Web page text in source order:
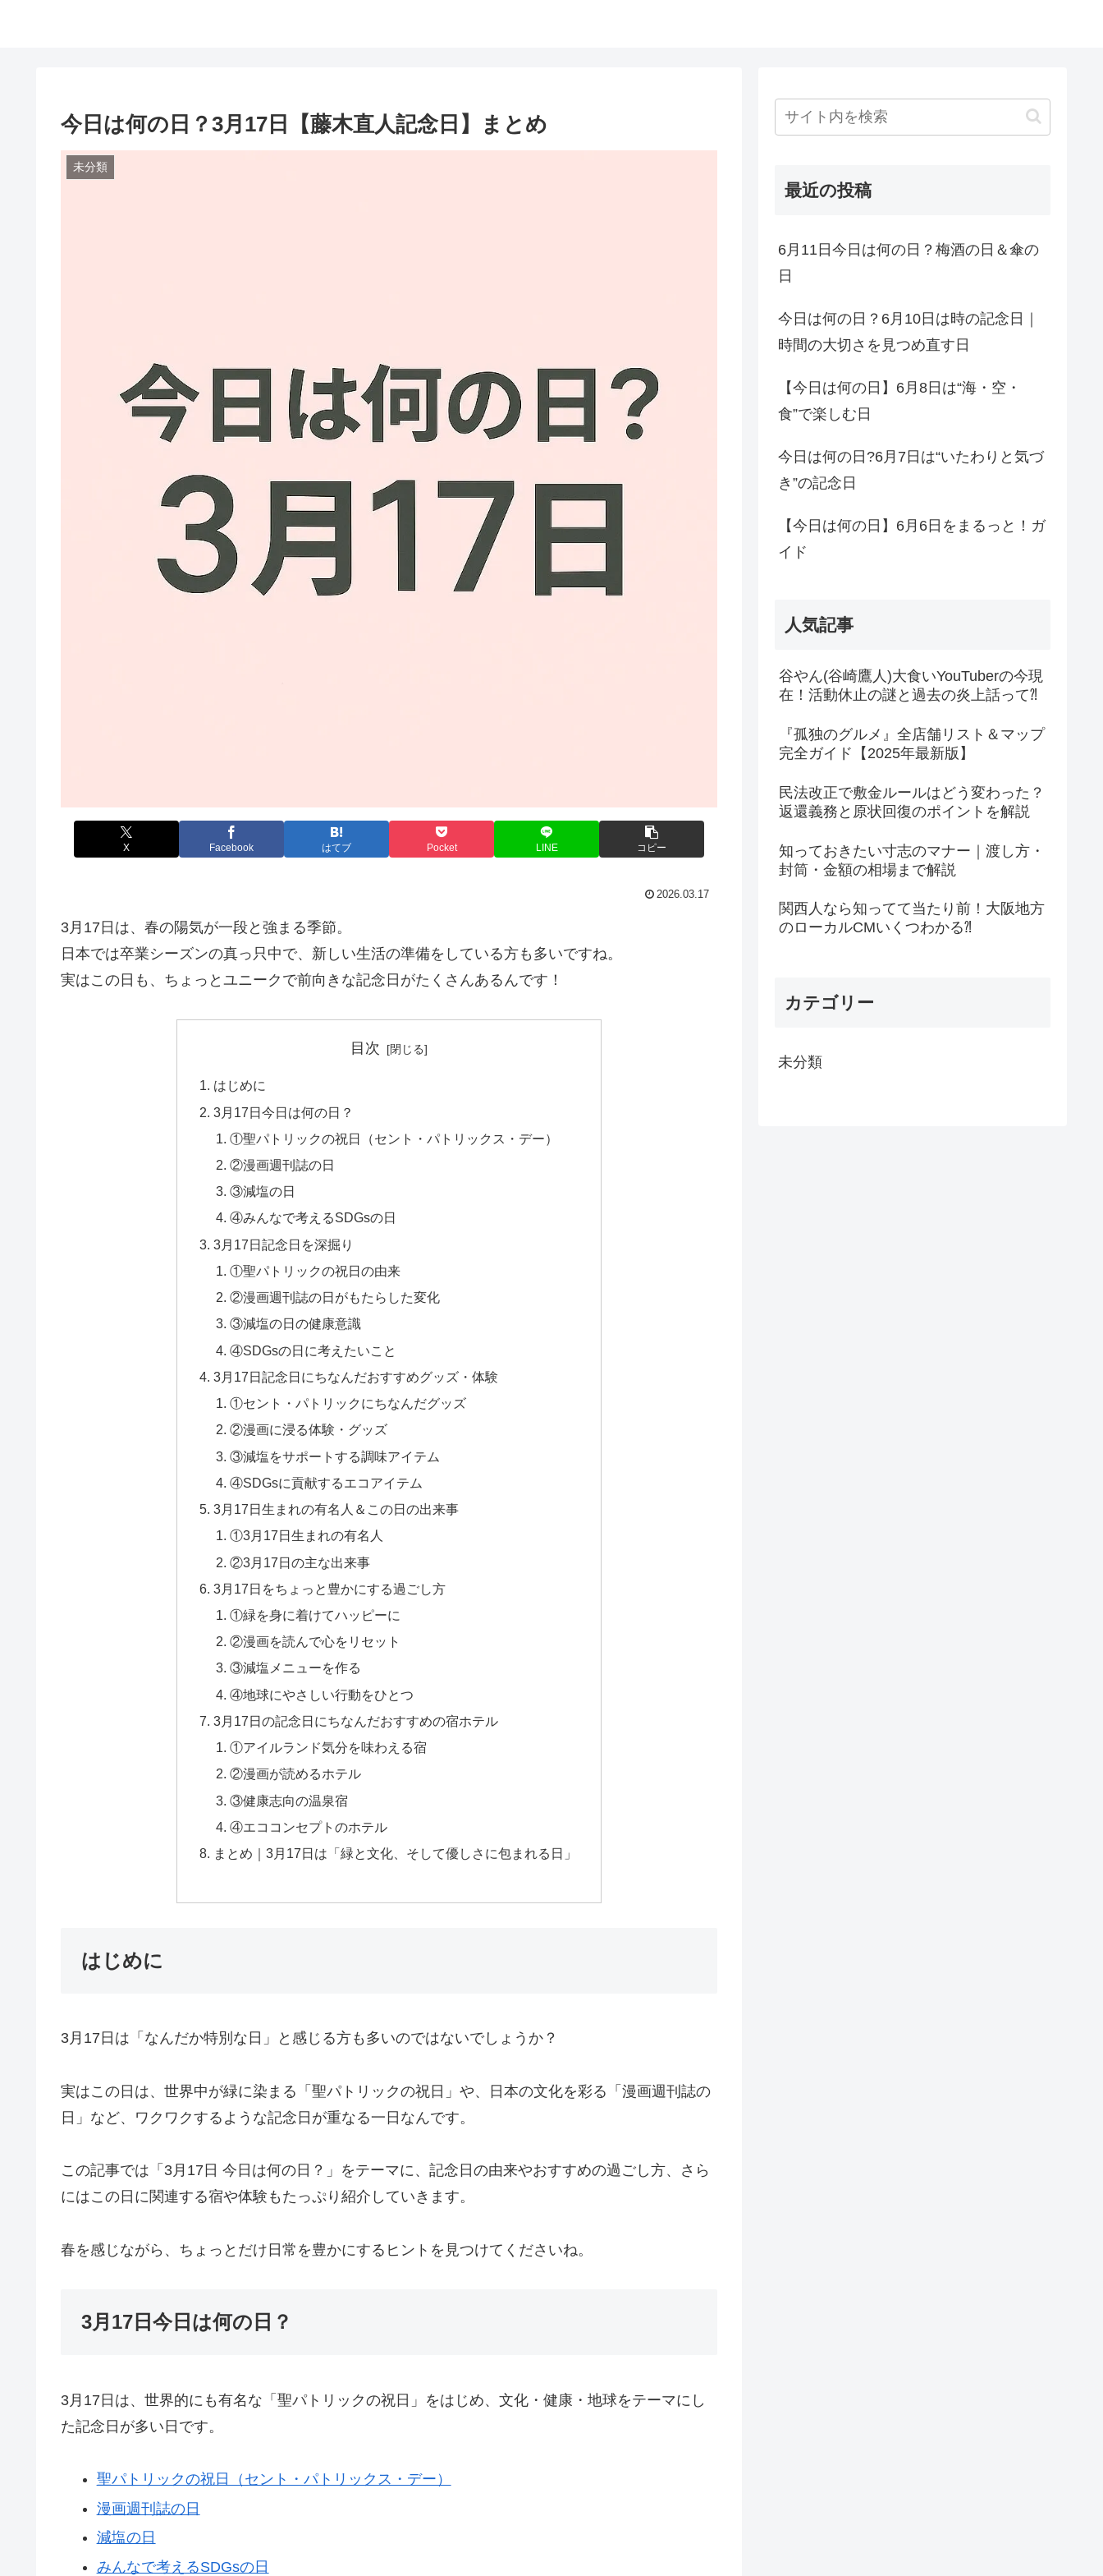
今日は何の日？3月17日【藤木直人記念日】まとめ
未分類
X Facebook はてブ Pocket LINE コピー
2026.03.17
3月17日は、春の陽気が一段と強まる季節。
日本では卒業シーズンの真っ只中で、新しい生活の準備をしている方も多いですね。
実はこの日も、ちょっとユニークで前向きな記念日がたくさんあるんです！
目次
はじめに
3月17日今日は何の日？
①聖パトリックの祝日（セント・パトリックス・デー）
②漫画週刊誌の日
③減塩の日
④みんなで考えるSDGsの日
3月17日記念日を深掘り
①聖パトリックの祝日の由来
②漫画週刊誌の日がもたらした変化
③減塩の日の健康意識
④SDGsの日に考えたいこと
3月17日記念日にちなんだおすすめグッズ・体験
①セント・パトリックにちなんだグッズ
②漫画に浸る体験・グッズ
③減塩をサポートする調味アイテム
④SDGsに貢献するエコアイテム
3月17日生まれの有名人＆この日の出来事
①3月17日生まれの有名人
②3月17日の主な出来事
3月17日をちょっと豊かにする過ごし方
①緑を身に着けてハッピーに
②漫画を読んで心をリセット
③減塩メニューを作る
④地球にやさしい行動をひとつ
3月17日の記念日にちなんだおすすめの宿ホテル
①アイルランド気分を味わえる宿
②漫画が読めるホテル
③健康志向の温泉宿
④エココンセプトのホテル
まとめ｜3月17日は「緑と文化、そして優しさに包まれる日」
はじめに
3月17日は「なんだか特別な日」と感じる方も多いのではないでしょうか？
実はこの日は、世界中が緑に染まる「聖パトリックの祝日」や、日本の文化を彩る「漫画週刊誌の
日」など、ワクワクするような記念日が重なる一日なんです。
この記事では「3月17日 今日は何の日？」をテーマに、記念日の由来やおすすめの過ごし方、さら
にはこの日に関連する宿や体験もたっぷり紹介していきます。
春を感じながら、ちょっとだけ日常を豊かにするヒントを見つけてくださいね。
3月17日今日は何の日？
3月17日は、世界的にも有名な「聖パトリックの祝日」をはじめ、文化・健康・地球をテーマにし
た記念日が多い日です。
聖パトリックの祝日（セント・パトリックス・デー）
漫画週刊誌の日
減塩の日
みんなで考えるSDGsの日
最近の投稿
6月11日今日は何の日？梅酒の日＆傘の
日
今日は何の日？6月10日は時の記念日｜
時間の大切さを見つめ直す日
【今日は何の日】6月8日は“海・空・
食”で楽しむ日
今日は何の日?6月7日は“いたわりと気づ
き”の記念日
【今日は何の日】6月6日をまるっと！ガ
イド
人気記事
谷やん(谷崎鷹人)大食いYouTuberの今現
在！活動休止の謎と過去の炎上話って⁈
『孤独のグルメ』全店舗リスト＆マップ
完全ガイド【2025年最新版】
民法改正で敷金ルールはどう変わった？
返還義務と原状回復のポイントを解説
知っておきたい寸志のマナー｜渡し方・
封筒・金額の相場まで解説
関西人なら知ってて当たり前！大阪地方
のローカルCMいくつわかる⁈
カテゴリー
未分類